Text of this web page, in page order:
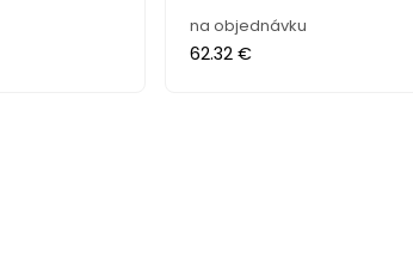
na objednávku
62.32 €